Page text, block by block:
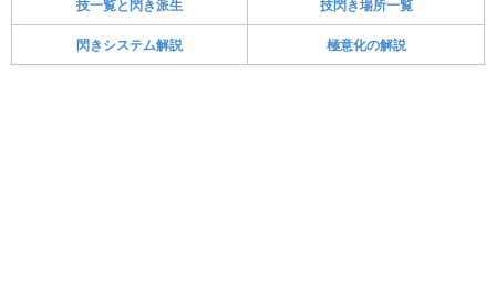
技一覧と閃き派生 技閃き場所一覧
閃きシステム解説 極意化の解説